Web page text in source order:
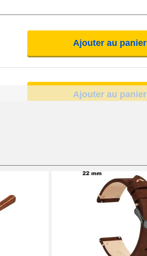
Ajouter au panier
Ajouter au panier
Ajouter au panier
Ajouter au panier